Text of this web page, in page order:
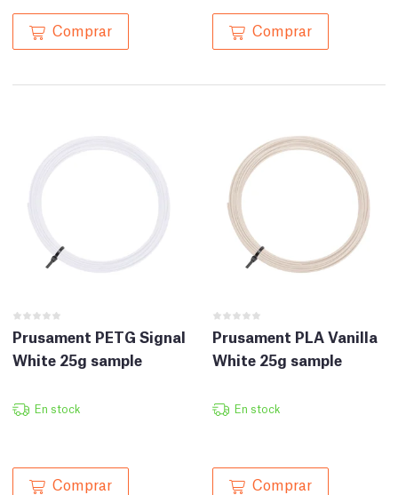
Comprar Comprar
Prusament PETG Signal
White 25g sample
En stock
Comprar
Prusament PLA Vanilla
White 25g sample
En stock
Comprar